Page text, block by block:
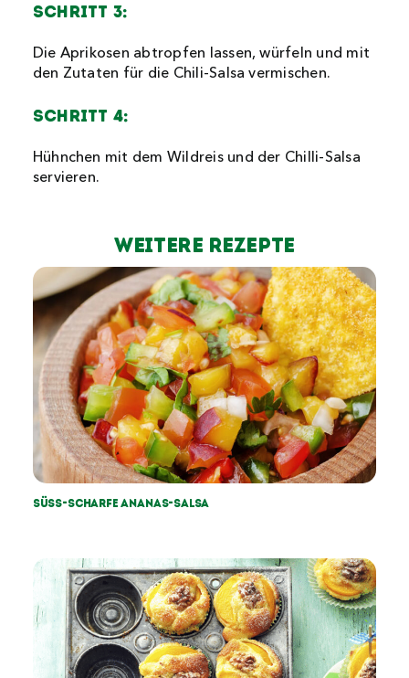
Schritt 3:
Die Aprikosen abtropfen lassen, würfeln und mit
den Zutaten für die Chili-Salsa vermischen.
Schritt 4:
Hühnchen mit dem Wildreis und der Chilli-Salsa
servieren.
Weitere Rezepte
Süss-Scharfe Ananas-Salsa